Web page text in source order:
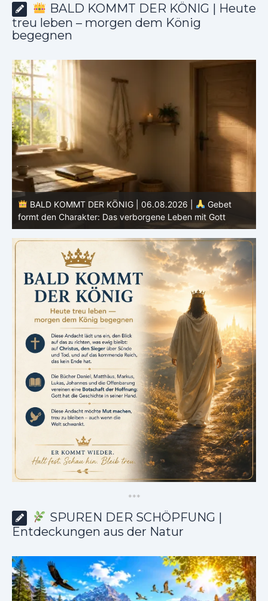
BALD KOMMT DER KÖNIG | Heute
treu leben – morgen dem König
begegnen
BALD KOMMT DER KÖNIG | 05.08.2026 |
Tägliche
Hingabe: Jeden Tag neu mit Christus
***
SPUREN DER SCHÖPFUNG |
Entdeckungen aus der Natur